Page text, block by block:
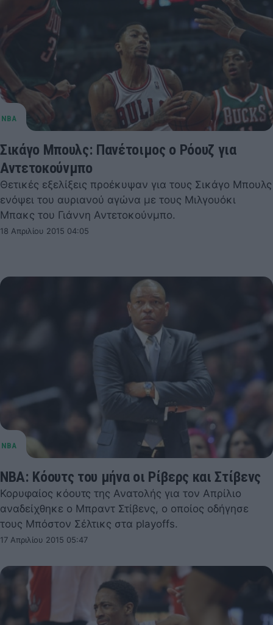
Σικάγο Μπουλς: Πανέτοιμος ο Ρόουζ για
Αντετοκούνμπο
Θετικές εξελίξεις προέκυψαν για τους Σικάγο Μπουλς
ενόψει του αυριανού αγώνα με τους Μιλγουόκι
Μπακς του Γιάννη Αντετοκούνμπο.
18 Απριλίου 2015 04:05
NBA: Κόουτς του μήνα οι Ρίβερς και Στίβενς
Κορυφαίος κόουτς της Ανατολής για τον Απρίλιο
αναδείχθηκε ο Μπραντ Στίβενς, ο οποίος οδήγησε
τους Μπόστον Σέλτικς στα playoffs.
17 Απριλίου 2015 05:47